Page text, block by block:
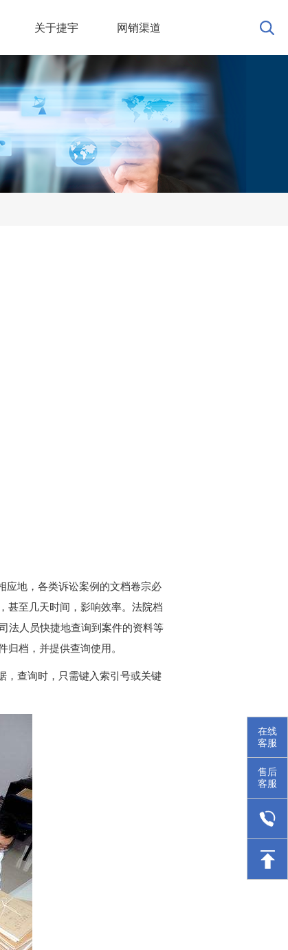
关于捷宇 网销渠道
应地，各类诉讼案例的文档卷宗必
甚至几天时间，影响效率。法院档
法人员快捷地查询到案件的资料等
档，并提供查询使用。
，查询时，只需键入索引号或关键
在线
客服
售后
客服